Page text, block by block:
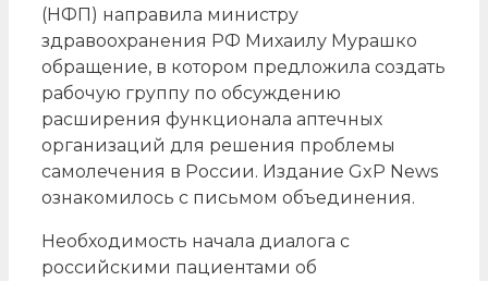
(НФП) направила министру
здравоохранения РФ Михаилу Мурашко
обращение, в котором предложила создать
рабочую группу по обсуждению
расширения функционала аптечных
организаций для решения проблемы
самолечения в России. Издание GxP News
ознакомилось с письмом объединения.
Необходимость начала диалога с
российскими пациентами об